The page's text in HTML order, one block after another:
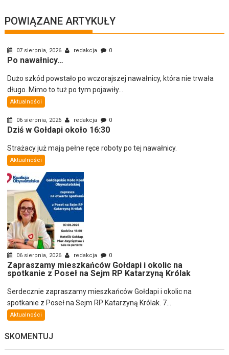
POWIĄZANE ARTYKUŁY
07 sierpnia, 2026 redakcja 0
Po nawałnicy…
Dużo szkód powstało po wczorajszej nawałnicy, która nie trwała
długo. Mimo to tuż po tym pojawiły...
Aktualności
06 sierpnia, 2026 redakcja 0
Dziś w Gołdapi około 16:30
Strażacy już mają pełne ręce roboty po tej nawałnicy.
Aktualności
06 sierpnia, 2026 redakcja 0
Zapraszamy mieszkańców Gołdapi i okolic na
spotkanie z Poseł na Sejm RP Katarzyną Królak
Serdecznie zapraszamy mieszkańców Gołdapi i okolic na
spotkanie z Poseł na Sejm RP Katarzyną Królak. 7...
Aktualności
SKOMENTUJ